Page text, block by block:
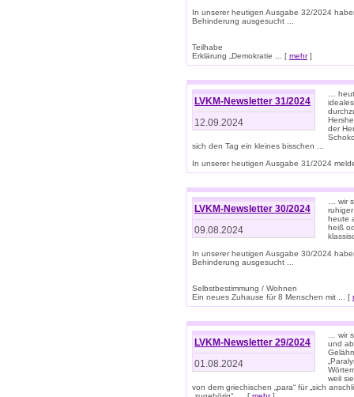
In unserer heutigen Ausgabe 32/2024
Behinderung ausgesucht ...
Teilhabe
Erklärung „Demokratie ... [ mehr]
LVKM-Newsletter 31/2024
12.09.2024
…
der
sich den Tag ein kleines bisschen ...
In unserer heutigen Ausgabe 31/2024
LVKM-Newsletter 30/2024
09.08.2024
… wir
heute
heiß
In unserer heutigen Ausgabe 30/2024
Behinderung ausgesucht ...
Selbstbestimmung / Wohnen
Ein neues Zuhause für 8 Menschen mit ... [
LVKM-Newsletter 29/2024
01.08.2024
… wir
und
weil
von dem griechischen „para“ für „sich